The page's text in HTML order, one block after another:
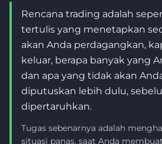
Hubungi kami
Rencana trading adalah
tertulis yang menetapkan
akan Anda perdagangkan,
keluar, berapa banyak yang
dan apa yang tidak akan
diputuskan lebih dulu,
dipertaruhkan.
Tugas sebenarnya adalah
situasi panas, saat Anda